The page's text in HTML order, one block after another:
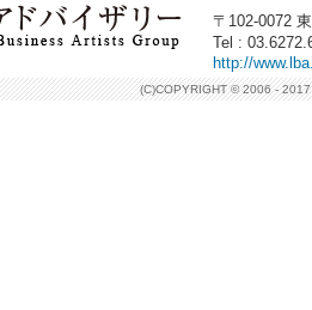
〒102-0072
Tel :
http://
(C)COPYRIGHT © 2006 -